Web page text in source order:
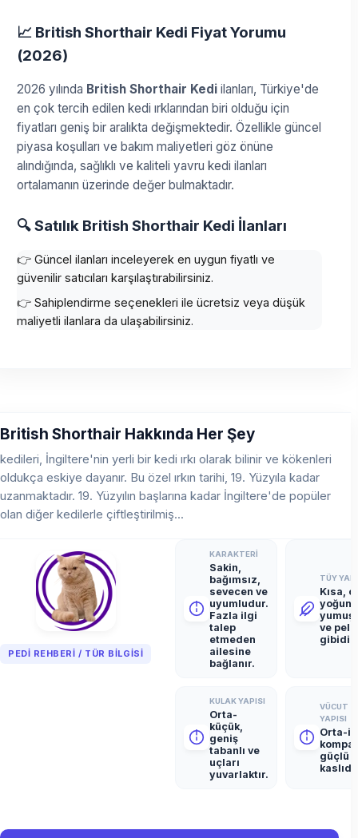
📈 British Shorthair Kedi Fiyat Yorumu
(2026)
2026 yılında British Shorthair Kedi ilanları, Türkiye'de
en çok tercih edilen kedi ırklarından biri olduğu için
fiyatları geniş bir aralıkta değişmektedir. Özellikle güncel
piyasa koşulları ve bakım maliyetleri göz önüne
alındığında, sağlıklı ve kaliteli yavru kedi ilanları
ortalamanın üzerinde değer bulmaktadır.
🔍 Satılık British Shorthair Kedi İlanları
👉 Güncel ilanları inceleyerek en uygun fiyatlı ve
güvenilir satıcıları karşılaştırabilirsiniz.
👉 Sahiplendirme seçenekleri ile ücretsiz veya düşük
maliyetli ilanlara da ulaşabilirsiniz.
British Shorthair Hakkında Her Şey
kedileri, İngiltere'nin yerli bir kedi ırkı olarak bilinir ve kökenleri
oldukça eskiye dayanır. Bu özel ırkın tarihi, 19. Yüzyıla kadar
uzanmaktadır. 19. Yüzyılın başlarına kadar İngiltere'de popüler
olan diğer kedilerle çiftleştirilmiş...
PEDI REHBERI / TÜR BILGISI
KARAKTERI
Sakin,
bağımsız,
sevecen ve
uyumludur.
Fazla ilgi
talep
etmeden
ailesine
bağlanır.
TÜY
Kısa,
yoğun,
ve
gibidir.
KULAK YAPISI
Orta-
küçük,
geniş
tabanlı ve
uçları
yuvarlaktır.
VÜCUT
YAPISI
Orta-
güçlü